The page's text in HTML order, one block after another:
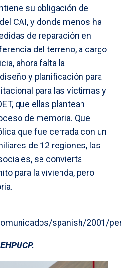
su obligación de
CAI, y donde menos ha
de reparación en
del terreno, a cargo
ahora falta la
y planificación para
para las víctimas y
que ellas plantean
de memoria. Que
que fue cerrada con un
de 12 regiones, las
se convierta
para la vivienda, pero
spanish/2001/